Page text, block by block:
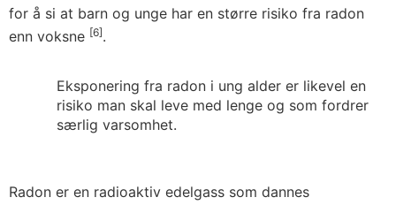
for å si at barn og unge har en større risiko fra radon
enn voksne [6].
Eksponering fra radon i ung alder er likevel en
risiko man skal leve med lenge og som fordrer
særlig varsomhet.
Radon er en radioaktiv edelgass som dannes